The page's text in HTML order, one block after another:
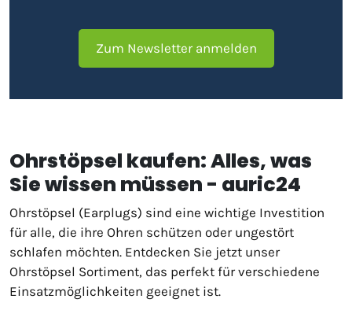
Zum Newsletter anmelden
Ohrstöpsel kaufen: Alles, was
Sie wissen müssen - auric24
Ohrstöpsel (Earplugs) sind eine wichtige Investition
für alle, die ihre Ohren schützen oder ungestört
schlafen möchten. Entdecken Sie jetzt unser
Ohrstöpsel Sortiment, das perfekt für verschiedene
Einsatzmöglichkeiten geeignet ist.